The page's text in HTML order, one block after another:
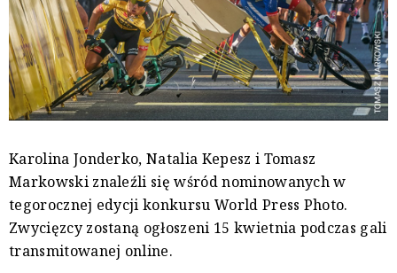
Karolina Jonderko, Natalia Kepesz i Tomasz
Markowski znaleźli się wśród nominowanych w
tegorocznej edycji konkursu World Press Photo.
Zwycięzcy zostaną ogłoszeni 15 kwietnia podczas gali
transmitowanej online.